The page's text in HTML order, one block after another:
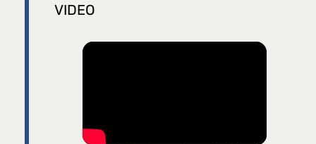
VIDEO